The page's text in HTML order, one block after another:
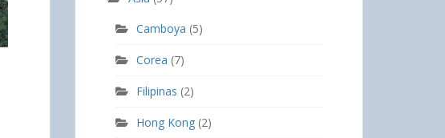
Camboya (5)
Corea (7)
Filipinas (2)
Hong Kong (2)